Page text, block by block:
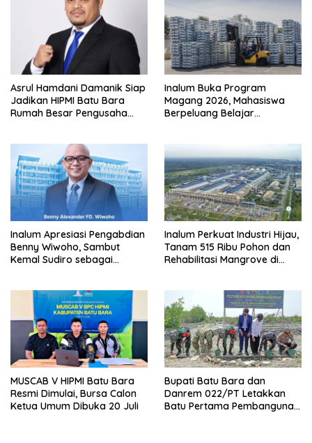
Asrul Hamdani Damanik Siap
Jadikan HIPMI Batu Bara
Rumah Besar Pengusaha
Inalum Buka Program
Magang 2026, Mahasiswa
Berpeluang Belajar
Inalum Apresiasi Pengabdian
Benny Wiwoho, Sambut
Kemal Sudiro sebagai
Inalum Perkuat Industri Hijau,
Tanam 515 Ribu Pohon dan
Rehabilitasi Mangrove di
MUSCAB V HIPMI Batu Bara
Resmi Dimulai, Bursa Calon
Ketua Umum Dibuka 20 Juli
Bupati Batu Bara dan
Danrem 022/PT Letakkan
Batu Pertama Pembangunan